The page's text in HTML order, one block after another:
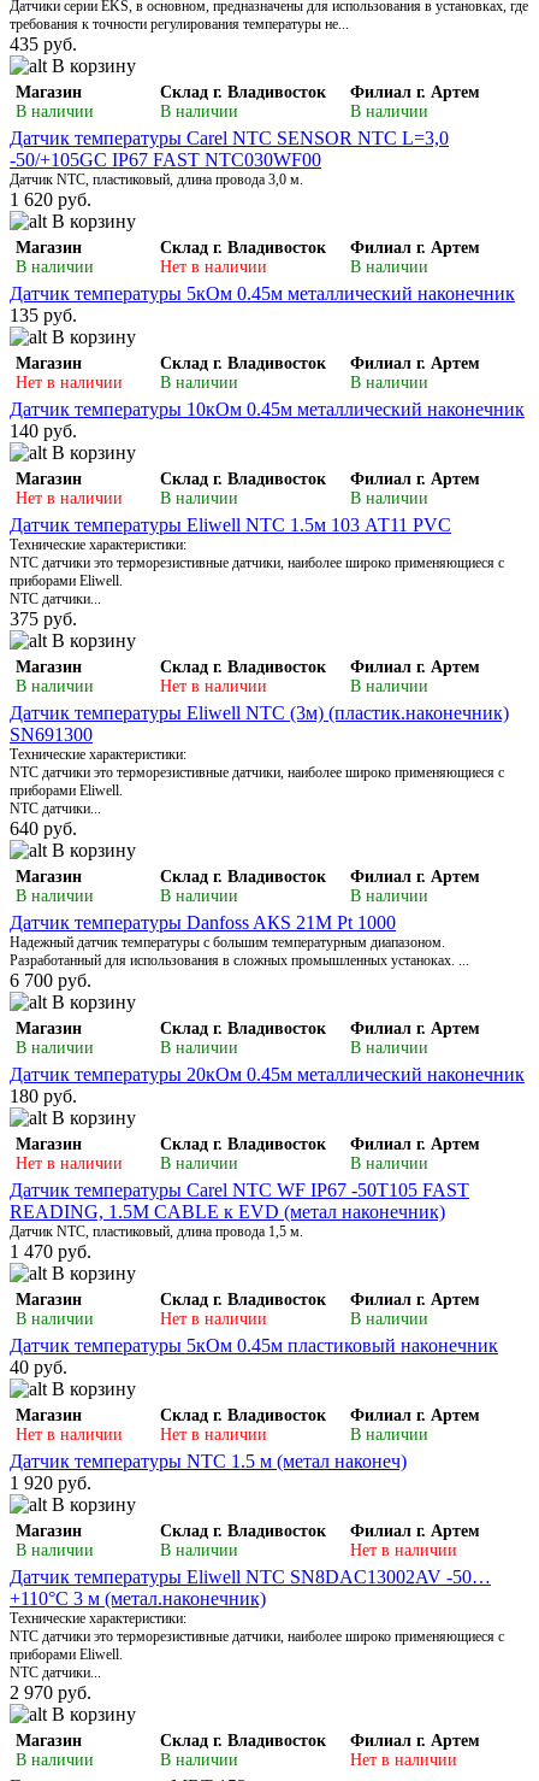
Датчики серии EKS, в основном, предназначены для использования в установках, где
требования к точности регулирования температуры не...
435 руб.
В корзину
Магазин
В наличии
Склад г. Владивосток
В наличии
Филиал г. Артем
В наличии
Датчик температуры Carel NTC SENSOR NTC L=3,0
-50/+105GC IP67 FAST NTC030WF00
Датчик NTC, пластиковый, длина провода 3,0 м.
1 620 руб.
В корзину
Магазин
В наличии
Склад г. Владивосток
Нет в наличии
Филиал г. Артем
В наличии
Датчик температуры 5кОм 0.45м металлический наконечник
135 руб.
В корзину
Магазин
Нет в наличии
Склад г. Владивосток
В наличии
Филиал г. Артем
В наличии
Датчик температуры 10кОм 0.45м металлический наконечник
140 руб.
В корзину
Магазин
Нет в наличии
Склад г. Владивосток
В наличии
Филиал г. Артем
В наличии
Датчик температуры Eliwell NTC 1.5м 103 АТ11 PVC
Технические характеристики:
NTC датчики это терморезистивные датчики, наиболее широко применяющиеся с
приборами Eliwell.
NTC датчики...
375 руб.
В корзину
Магазин
В наличии
Склад г. Владивосток
Нет в наличии
Филиал г. Артем
В наличии
Датчик температуры Eliwell NTC (3м) (пластик.наконечник)
SN691300
Технические характеристики:
NTC датчики это терморезистивные датчики, наиболее широко применяющиеся с
приборами Eliwell.
NTC датчики...
640 руб.
В корзину
Магазин
В наличии
Склад г. Владивосток
В наличии
Филиал г. Артем
В наличии
Датчик температуры Danfoss AКS 21M Pt 1000
Надежный датчик температуры с большим температурным диапазоном.
Разработанный для использования в сложных промышленных устаноках. ...
6 700 руб.
В корзину
Магазин
В наличии
Склад г. Владивосток
В наличии
Филиал г. Артем
В наличии
Датчик температуры 20кОм 0.45м металлический наконечник
180 руб.
В корзину
Магазин
Нет в наличии
Склад г. Владивосток
В наличии
Филиал г. Артем
В наличии
Датчик температуры Carel NTC WF IP67 -50T105 FAST
READING, 1.5M CABLE к EVD (метал наконечник)
Датчик NTC, пластиковый, длина провода 1,5 м.
1 470 руб.
В корзину
Магазин
В наличии
Склад г. Владивосток
Нет в наличии
Филиал г. Артем
В наличии
Датчик температуры 5кОм 0.45м пластиковый наконечник
40 руб.
В корзину
Магазин
Нет в наличии
Склад г. Владивосток
Нет в наличии
Филиал г. Артем
В наличии
Датчик температуры NTC 1.5 м (метал наконеч)
1 920 руб.
В корзину
Магазин
В наличии
Склад г. Владивосток
В наличии
Филиал г. Артем
Нет в наличии
Датчик температуры Eliwell NTC SN8DAC13002AV -50…
+110°С 3 м (метал.наконечник)
Технические характеристики:
NTC датчики это терморезистивные датчики, наиболее широко применяющиеся с
приборами Eliwell.
NTC датчики...
2 970 руб.
В корзину
Магазин
В наличии
Склад г. Владивосток
В наличии
Филиал г. Артем
Нет в наличии